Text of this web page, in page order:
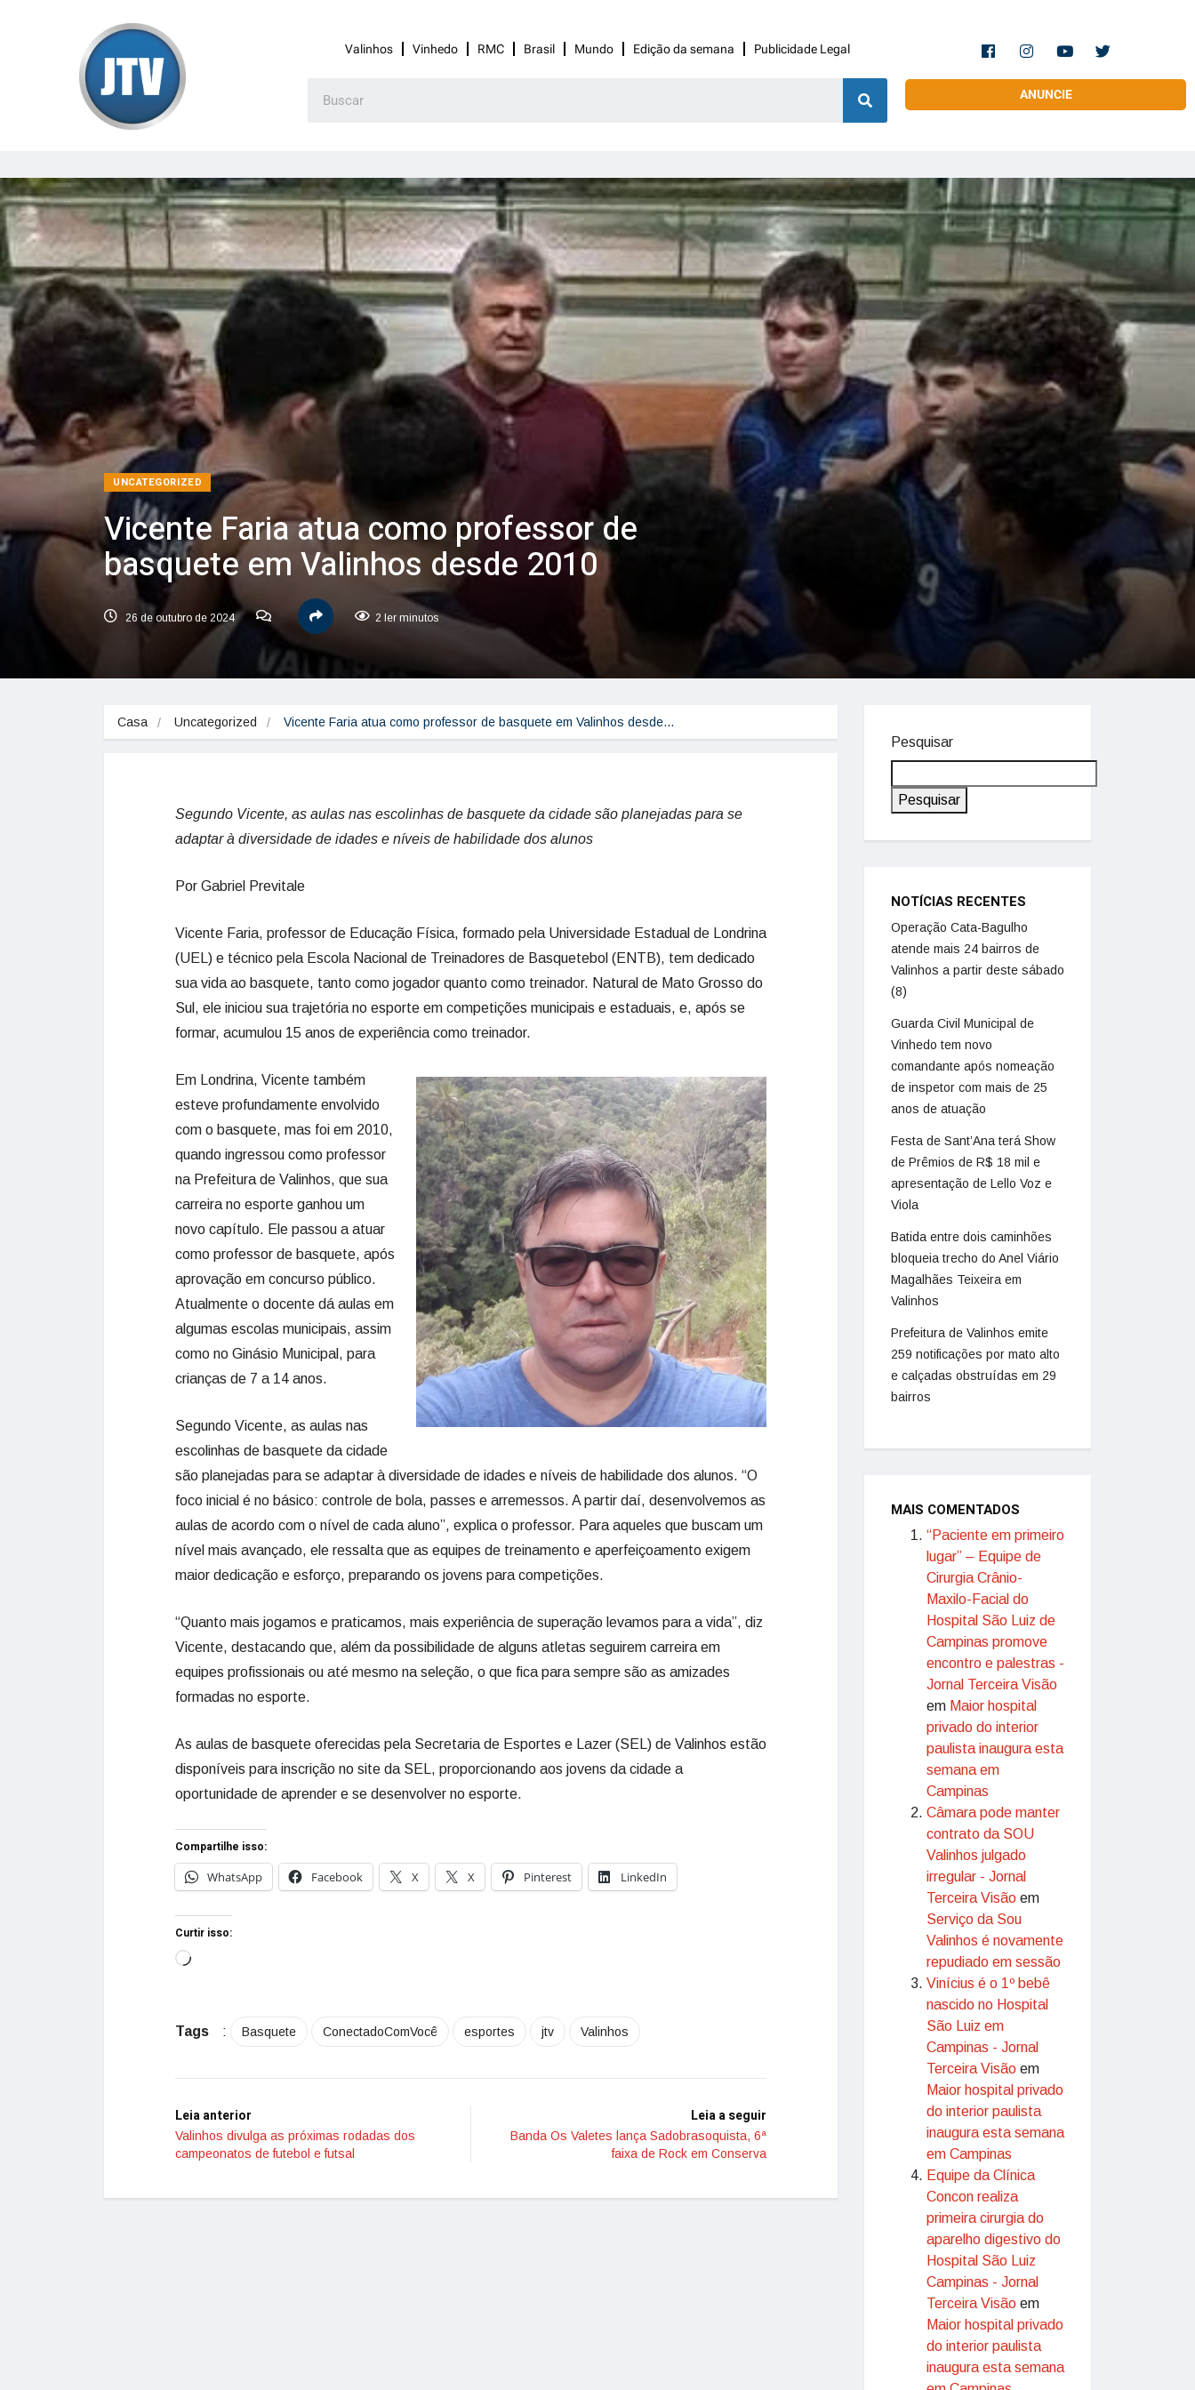
Valinhos Vinhedo RMC Brasil Mundo Edição da semana Publicidade Legal
ANUNCIE
UNCATEGORIZED
Vicente Faria atua como professor de
basquete em Valinhos desde 2010
26 de outubro de 2024 2 ler minutos
Casa Uncategorized Vicente Faria atua como professor de basquete em Valinhos desde…
Segundo Vicente, as aulas nas escolinhas de basquete da cidade são planejadas para se
adaptar à diversidade de idades e níveis de habilidade dos alunos
Por Gabriel Previtale
Vicente Faria, professor de Educação Física, formado pela Universidade Estadual de Londrina
(UEL) e técnico pela Escola Nacional de Treinadores de Basquetebol (ENTB), tem dedicado
sua vida ao basquete, tanto como jogador quanto como treinador. Natural de Mato Grosso do
Sul, ele iniciou sua trajetória no esporte em competições municipais e estaduais, e, após se
formar, acumulou 15 anos de experiência como treinador.
Em Londrina, Vicente também
esteve profundamente envolvido
com o basquete, mas foi em 2010,
quando ingressou como professor
na Prefeitura de Valinhos, que sua
carreira no esporte ganhou um
novo capítulo. Ele passou a atuar
como professor de basquete, após
aprovação em concurso público.
Atualmente o docente dá aulas em
algumas escolas municipais, assim
como no Ginásio Municipal, para
crianças de 7 a 14 anos.
Segundo Vicente, as aulas nas
escolinhas de basquete da cidade
são planejadas para se adaptar à diversidade de idades e níveis de habilidade dos alunos. “O
foco inicial é no básico: controle de bola, passes e arremessos. A partir daí, desenvolvemos as
aulas de acordo com o nível de cada aluno”, explica o professor. Para aqueles que buscam um
nível mais avançado, ele ressalta que as equipes de treinamento e aperfeiçoamento exigem
maior dedicação e esforço, preparando os jovens para competições.
“Quanto mais jogamos e praticamos, mais experiência de superação levamos para a vida”, diz
Vicente, destacando que, além da possibilidade de alguns atletas seguirem carreira em
equipes profissionais ou até mesmo na seleção, o que fica para sempre são as amizades
formadas no esporte.
As aulas de basquete oferecidas pela Secretaria de Esportes e Lazer (SEL) de Valinhos estão
disponíveis para inscrição no site da SEL, proporcionando aos jovens da cidade a
oportunidade de aprender e se desenvolver no esporte.
Compartilhe isso:
WhatsApp
Facebook X X Pinterest LinkedIn
Curtir isso:
Tags : Basquete ConectadoComVocê esportes jtv Valinhos
Leia anterior
Valinhos divulga as próximas rodadas dos
campeonatos de futebol e futsal
Leia a seguir
Banda Os Valetes lança Sadobrasoquista, 6ª
faixa de Rock em Conserva
Pesquisar
Pesquisar
NOTÍCIAS RECENTES
Operação Cata-Bagulho
atende mais 24 bairros de
Valinhos a partir deste sábado
(8)
Guarda Civil Municipal de
Vinhedo tem novo
comandante após nomeação
de inspetor com mais de 25
anos de atuação
Festa de Sant’Ana terá Show
de Prêmios de R$ 18 mil e
apresentação de Lello Voz e
Viola
Batida entre dois caminhões
bloqueia trecho do Anel Viário
Magalhães Teixeira em
Valinhos
Prefeitura de Valinhos emite
259 notificações por mato alto
e calçadas obstruídas em 29
bairros
MAIS COMENTADOS
“Paciente em primeiro
lugar” – Equipe de
Cirurgia Crânio-
Maxilo-Facial do
Hospital São Luiz de
Campinas promove
encontro e palestras -
Jornal Terceira Visão
em Maior hospital
privado do interior
paulista inaugura esta
semana em
Campinas
Câmara pode manter
contrato da SOU
Valinhos julgado
irregular - Jornal
Terceira Visão em
Serviço da Sou
Valinhos é novamente
repudiado em sessão
Vinícius é o 1º bebê
nascido no Hospital
São Luiz em
Campinas - Jornal
Terceira Visão em
Maior hospital privado
do interior paulista
inaugura esta semana
em Campinas
Equipe da Clínica
Concon realiza
primeira cirurgia do
aparelho digestivo do
Hospital São Luiz
Campinas - Jornal
Terceira Visão em
Maior hospital privado
do interior paulista
inaugura esta semana